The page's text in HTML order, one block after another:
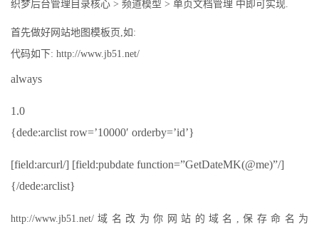
织梦后台管理目录核心 > 频道模型 > 单页文档管理 中即可实现.
首先做好网站地图模板页,如:
代码如下: http://www.jb51.net/
always
1.0
{dede:arclist row=’10000′ orderby=’id’}
[field:arcurl/] [field:pubdate function=”GetDateMK(@me)”/]
{/dede:arclist}
http://www.jb51.net/域名改为你网站的域名,保存命名为